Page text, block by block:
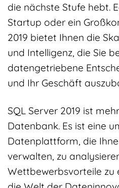
die nächste Stufe hebt.
Startup oder ein
2019 bietet Ihnen die
und Intelligenz, die Sie
datengetriebene
und Ihr Geschäft
SQL Server 2019 ist
Datenbank. Es ist eine
Datenplattform, die
verwalten, zu
Wettbewerbsvorteile zu